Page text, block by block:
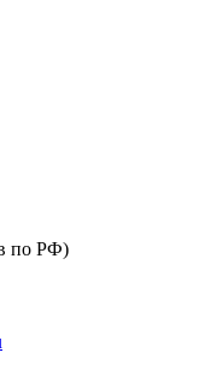
по РФ)